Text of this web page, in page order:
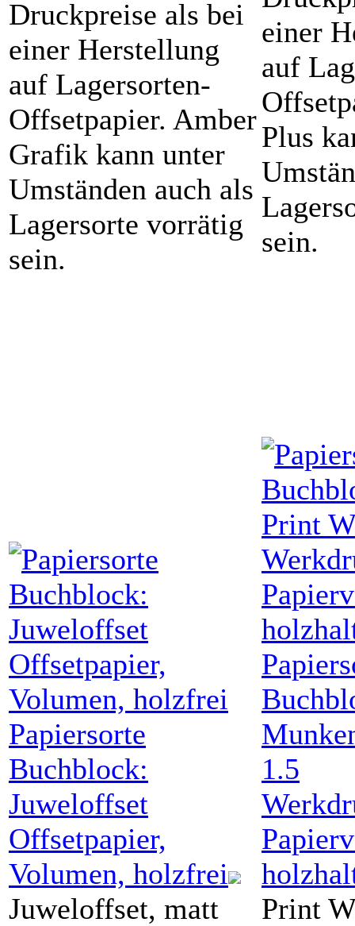
Druckpreise als bei
einer Herstellung
auf Lagersorten-
Offsetpapier. Amber
Grafik kann unter
Umständen auch als
Lagersorte vorrätig
sein.
einer
auf
Plus
sein.
Papiersorte
Buchblock:
Juweloffset
Offsetpapier,
Volumen, holzfrei
Juweloffset, matt
1.5
Print